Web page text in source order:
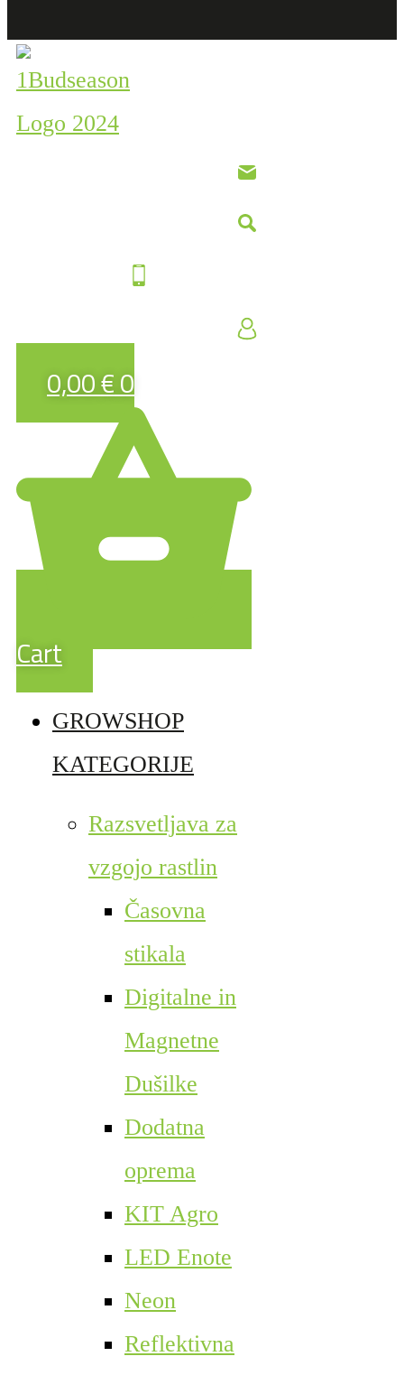
0,00€0
Cart
GROWSHOP
KATEGORIJE
Razsvetljava za
vzgojo rastlin
Časovna
stikala
Digitalne in
Magnetne
Dušilke
Dodatna
oprema
KIT Agro
LED Enote
Neon
Reflektivna